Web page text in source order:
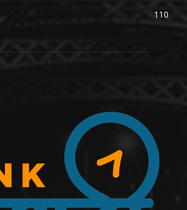
110